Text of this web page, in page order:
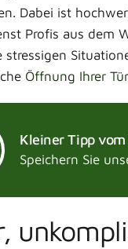
Dabei ist
Profis aus dem
stressigen
Öffnung Ihrer Tür
Kleiner Tipp
Speichern Sie